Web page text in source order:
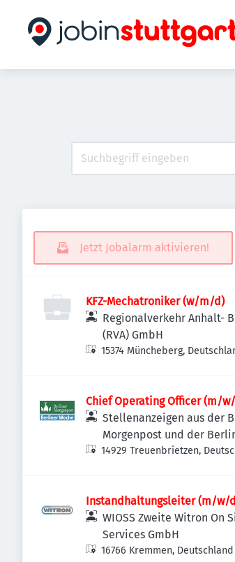
Jetzt Jobalarm aktivieren!
KFZ-Mechatroniker (w/m/d)
Regionalverkehr Anhalt-
(RVA) GmbH
15374 Müncheberg,
Chief Operating Officer (m/
Stellenanzeigen aus der
Morgenpost und der
Woche
14929 Treuenbrietzen,
Instandhaltungsleiter (m/w/
WIOSS Zweite Witron On
Services GmbH
16766 Kremmen, Deutschland